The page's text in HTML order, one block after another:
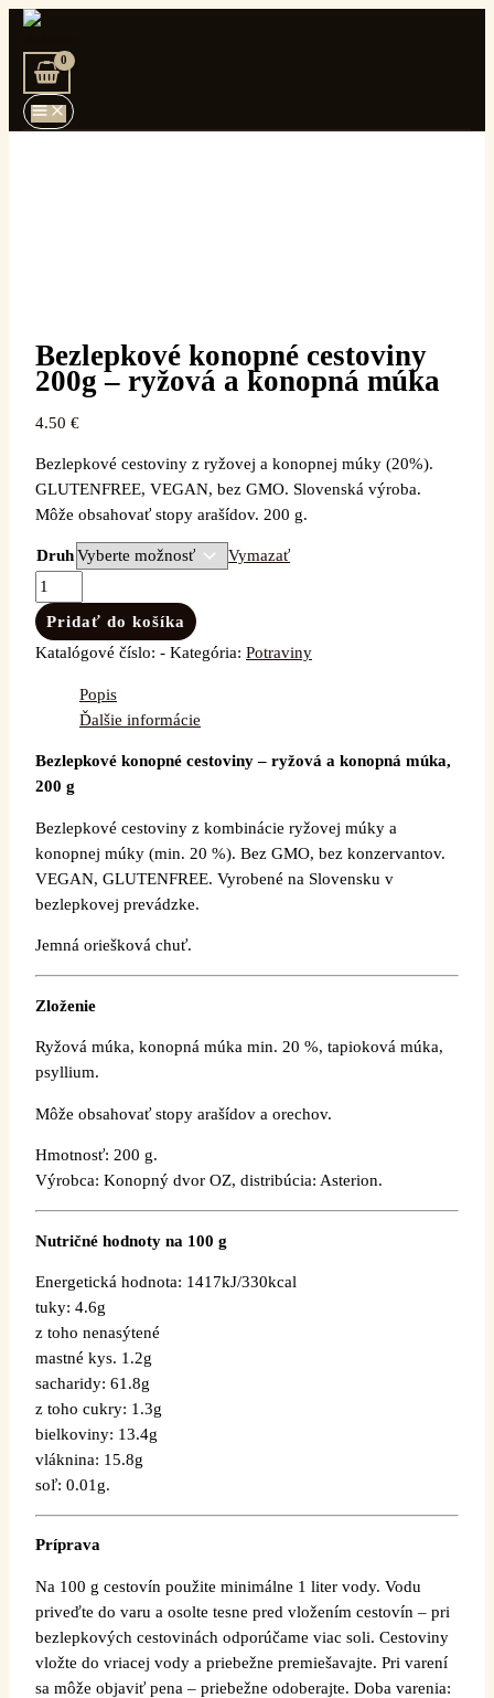
Preskočiť
obsah
Main
Menu
Bezlepkové konopné cestoviny
200g – ryžová a konopná múka
4.50 €
Bezlepkové cestoviny z ryžovej a konopnej múky (20%).
GLUTENFREE, VEGAN, bez GMO. Slovenská výroba.
Môže obsahovať stopy arašídov. 200 g.
Druh Vymazať
množstvo
konopné
cestoviny
200g
Pridať do košíka
Katalógové číslo: - Kategória: Potraviny
Popis
Ďalšie informácie
Bezlepkové konopné cestoviny – ryžová a konopná múka,
200 g
Bezlepkové cestoviny z kombinácie ryžovej múky a
konopnej múky (min. 20 %). Bez GMO, bez konzervantov.
VEGAN, GLUTENFREE. Vyrobené na Slovensku v
bezlepkovej prevádzke.
Jemná oriešková chuť.
Zloženie
Ryžová múka, konopná múka min. 20 %, tapioková múka,
psyllium.
Môže obsahovať stopy arašídov a orechov.
Hmotnosť: 200 g.
Výrobca: Konopný dvor OZ, distribúcia: Asterion.
Nutričné hodnoty na 100 g
Energetická hodnota: 1417kJ/330kcal
tuky: 4.6g
z toho nenasýtené
mastné kys. 1.2g
sacharidy: 61.8g
z toho cukry: 1.3g
bielkoviny: 13.4g
vláknina: 15.8g
soľ: 0.01g.
Príprava
Na 100 g cestovín použite minimálne 1 liter vody. Vodu
priveďte do varu a osolte tesne pred vložením cestovín – pri
bezlepkových cestovinách odporúčame viac soli. Cestoviny
vložte do vriacej vody a priebežne premiešavajte. Pri varení
sa môže objaviť pena – priebežne odoberajte. Doba varenia:
PôvodnáAktuálna